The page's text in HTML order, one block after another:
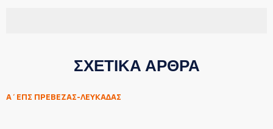
ΣΧΕΤΙΚΑ ΑΡΘΡΑ
Α΄ΕΠΣ ΠΡΕΒΕΖΑΣ-ΛΕΥΚΑΔΑΣ